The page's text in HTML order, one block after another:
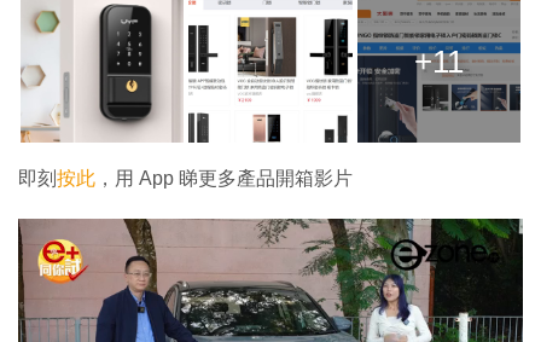
+11
即刻 按此 ，用 App 睇更多產品開箱影片